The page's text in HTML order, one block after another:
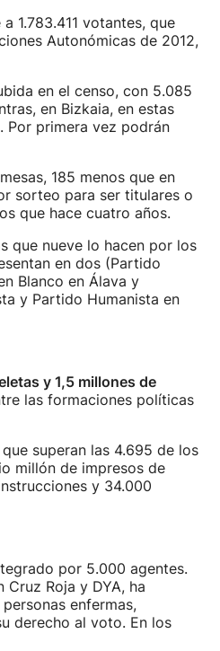
1.783.411 votantes, que
Autonómicas de 2012,
en el censo, con 5.085
en Bizkaia, en estas
Por primera vez podrán
185 menos que en
sorteo para ser titulares o
que hace cuatro años.
que nueve lo hacen por los
en dos (Partido
Blanco en Álava y
y Partido Humanista en
y 1,5 millones de
las formaciones políticas
que superan las 4.695 de los
millón de impresos de
y 34.000
por 5.000 agentes.
Roja y DYA, ha
enfermas,
derecho al voto. En los